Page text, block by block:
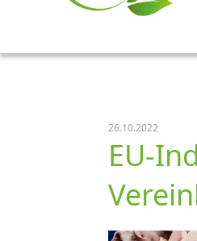
26.10.2022
EU-